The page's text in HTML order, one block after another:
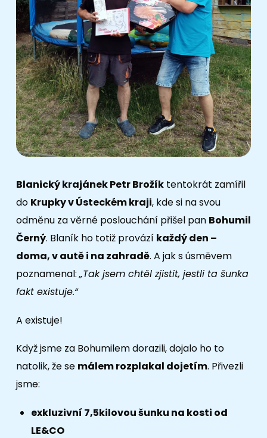
Blanický krajánek Petr Brožíktentokrát zamířil
do Krupky v Ústeckém kraji, kde si na svou
odměnu za věrné poslouchání přišel pan Bohumil
Černý. Blaník ho totiž provází každý den –
doma, v autě i na zahradě. A jak s úsměvem
poznamenal:„Tak jsem chtěl zjistit, jestli ta šunka
fakt existuje.“
A existuje!
Když jsme za Bohumilem dorazili, dojalo ho to
natolik, že se málem rozplakal dojetím. Přivezli
jsme:
exkluzivní 7,5kilovou šunku na kosti od
LE&CO